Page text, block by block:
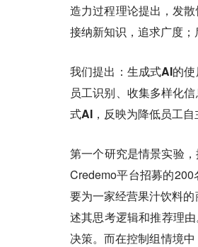
造力过程理论提出，发
接纳新知识，追求广度；
我们提出：生成式AI的
员工识别、收集多样化
式AI，反映为降低员工自
第一个研究是情景实验
Credemo平台招募的
要为一家经营果汁饮料
述其思考逻辑和推荐理
决策。而在控制组情境